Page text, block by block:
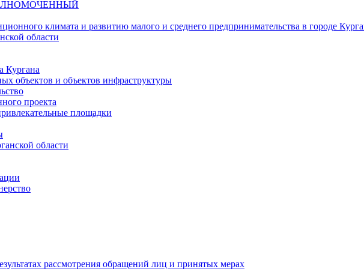
климата и развитию малого и среднего предпринимательства в городе
области
Кургана
объектов и объектов инфраструктуры
проекта
площадки
области
рассмотрения обращений лиц и принятых мерах